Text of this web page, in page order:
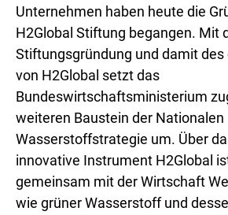
Unternehmen haben heute die
H2Global Stiftung begangen. Mit
Stiftungsgründung und damit
von H2Global setzt das
Bundeswirtschaftsministerium
weiteren Baustein der Nationalen
Wasserstoffstrategie um. Über
innovative Instrument H2Global
gemeinsam mit der Wirtschaft
wie grüner Wasserstoff und